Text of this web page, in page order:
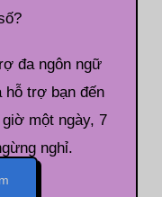
đa ngôn ngữ
trợ bạn đến
một ngày, 7
nghỉ.